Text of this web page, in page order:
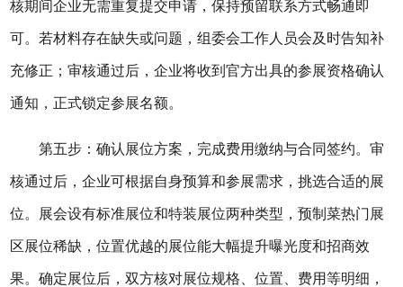
核期间企业无需重复提交申请，保持预留联系方式畅通即
可。若材料存在缺失或问题，组委会工作人员会及时告知补
充修正；审核通过后，企业将收到官方出具的参展资格确认
通知，正式锁定参展名额。
第五步：确认展位方案，完成费用缴纳与合同签约。审
核通过后，企业可根据自身预算和参展需求，挑选合适的展
位。展会设有标准展位和特装展位两种类型，预制菜热门展
区展位稀缺，位置优越的展位能大幅提升曝光度和招商效
果。确定展位后，双方核对展位规格、位置、费用等明细，